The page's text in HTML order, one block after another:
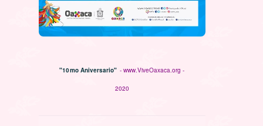
"10mo Aniversario" - www.ViveOaxaca.org -
2020